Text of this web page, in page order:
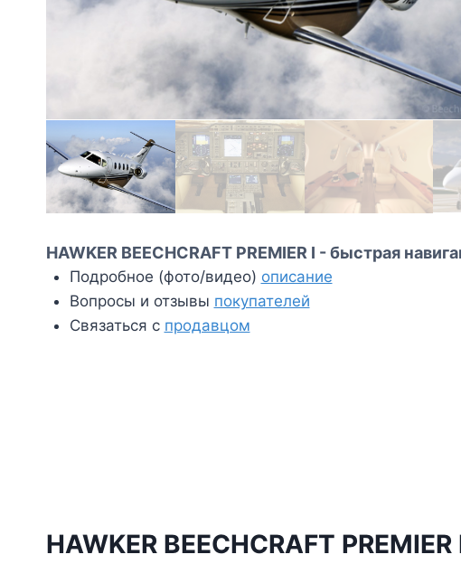
HAWKER BEECHCRAFT PREMIER I - быстрая
Подробное (фото/видео) описание
Вопросы и отзывы покупателей
Связаться с продавцом
HAWKER BEECHCRAFT PREMIER